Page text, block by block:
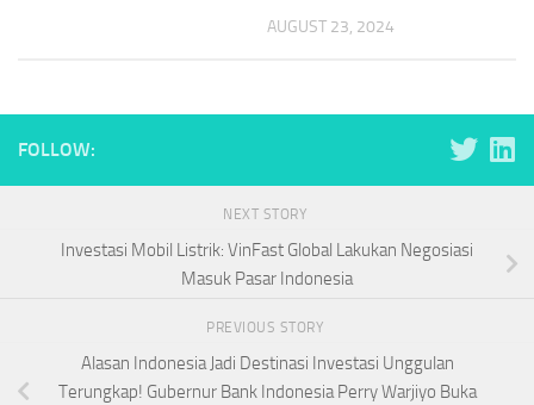
AUGUST 23, 2024
FOLLOW:
NEXT STORY
Investasi Mobil Listrik: VinFast Global Lakukan Negosiasi
Masuk Pasar Indonesia
PREVIOUS STORY
Alasan Indonesia Jadi Destinasi Investasi Unggulan
Terungkap! Gubernur Bank Indonesia Perry Warjiyo Buka